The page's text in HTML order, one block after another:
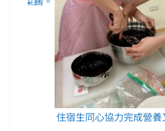
住宿生同心協力完成營養又美